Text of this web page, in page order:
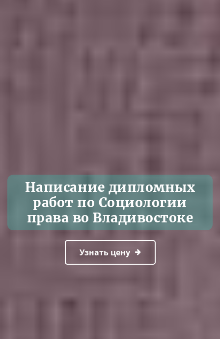
Написание дипломных
работ по Социологии
права во Владивостоке
Узнать цену